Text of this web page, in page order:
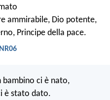
ammirabile, Dio potente,
Principe della pace.
bambino ci è nato,
è stato dato.